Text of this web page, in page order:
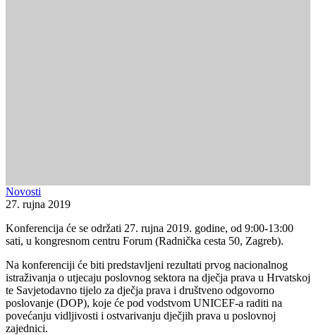
Novosti
27. rujna 2019
Konferencija će se održati 27. rujna 2019. godine, od 9:00-13:00
sati, u kongresnom centru Forum (Radnička cesta 50, Zagreb).
Na konferenciji će biti predstavljeni rezultati prvog nacionalnog
istraživanja o utjecaju poslovnog sektora na dječja prava u Hrvatskoj
te Savjetodavno tijelo za dječja prava i društveno odgovorno
poslovanje (DOP), koje će pod vodstvom UNICEF-a raditi na
povećanju vidljivosti i ostvarivanju dječjih prava u poslovnoj
zajednici.